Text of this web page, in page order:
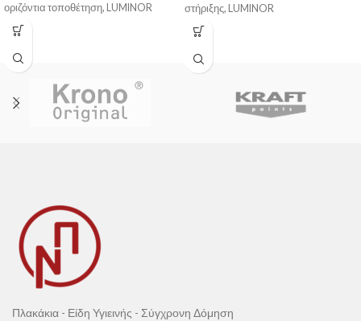
οριζόντια τοποθέτηση, LUMINOR
στήριξης, LUMINOR
Πλακάκια - Είδη Υγιεινής - Σύγχρονη Δόμηση